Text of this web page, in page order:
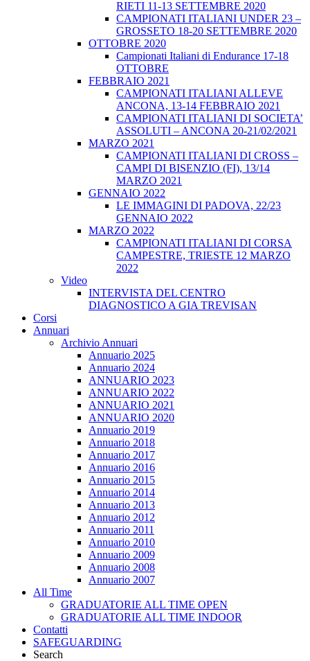
RIETI 11-13 SETTEMBRE 2020
CAMPIONATI ITALIANI UNDER 23 –
GROSSETO 18-20 SETTEMBRE 2020
OTTOBRE 2020
Campionati Italiani di Endurance 17-18
OTTOBRE
FEBBRAIO 2021
CAMPIONATI ITALIANI ALLEVE
ANCONA, 13-14 FEBBRAIO 2021
CAMPIONATI ITALIANI DI SOCIETA’
ASSOLUTI – ANCONA 20-21/02/2021
MARZO 2021
CAMPIONATI ITALIANI DI CROSS –
CAMPI DI BISENZIO (FI), 13/14
MARZO 2021
GENNAIO 2022
LE IMMAGINI DI PADOVA, 22/23
GENNAIO 2022
MARZO 2022
CAMPIONATI ITALIANI DI CORSA
CAMPESTRE, TRIESTE 12 MARZO
2022
Video
INTERVISTA DEL CENTRO
DIAGNOSTICO A GIA TREVISAN
Corsi
Annuari
Archivio Annuari
Annuario 2025
Annuario 2024
ANNUARIO 2023
ANNUARIO 2022
ANNUARIO 2021
ANNUARIO 2020
Annuario 2019
Annuario 2018
Annuario 2017
Annuario 2016
Annuario 2015
Annuario 2014
Annuario 2013
Annuario 2012
Annuario 2011
Annuario 2010
Annuario 2009
Annuario 2008
Annuario 2007
All Time
GRADUATORIE ALL TIME OPEN
GRADUATORIE ALL TIME INDOOR
Contatti
SAFEGUARDING
Search